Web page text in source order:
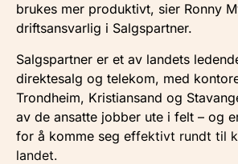
brukes mer produktivt, sier Ronny
driftsansvarlig i Salgspartner.
Salgspartner er et av landets
direktesalg og telekom, med
Trondheim, Kristiansand og
av de ansatte jobber ute i felt – og
for å komme seg effektivt rundt til
landet.